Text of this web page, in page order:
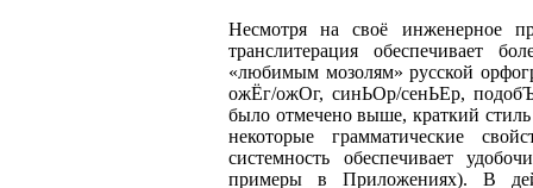
Несмотря на своё инженерное
транслитерация обеспечивает
«любимым мозолям» русской
ожЁг/ожОг, синЬОр/сенЬЕр,
было отмечено выше, краткий
некоторые грамматические
системность обеспечивает
примеры в Приложениях). В